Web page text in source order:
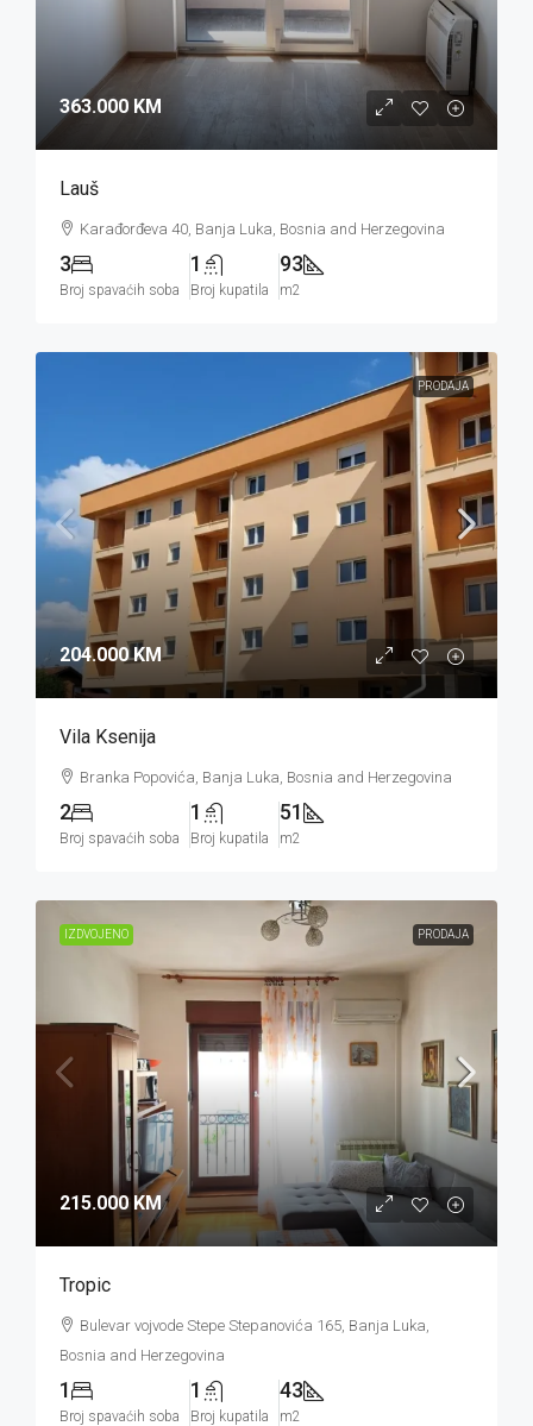
363.000 KM
Lauš
Karađorđeva 40, Banja Luka, Bosnia and Herzegovina
3
Broj spavaćih soba
1
Broj kupatila
93
m2
PRODAJA
204.000 KM
Vila Ksenija
Branka Popovića, Banja Luka, Bosnia and Herzegovina
2
Broj spavaćih soba
1
Broj kupatila
51
m2
IZDVOJENO PRODAJA
215.000 KM
Tropic
Bulevar vojvode Stepe Stepanovića 165, Banja Luka,
Bosnia and Herzegovina
1
Broj spavaćih soba
1
Broj kupatila
43
m2